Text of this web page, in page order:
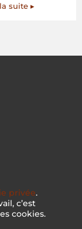
privée.
c’est
cookies.
l’industrie
de
suite« Échanges
de
COVID-
19 »
▸